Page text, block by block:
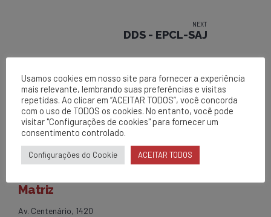
NEXT
DDS - EPCL-SAJ
Matriz
Av. Centenário, 1420
Usamos cookies em nosso site para fornecer a experiência
mais relevante, lembrando suas preferências e visitas
repetidas. Ao clicar em “ACEITAR TODOS”, você concorda
com o uso de TODOS os cookies. No entanto, você pode
visitar "Configurações de cookies" para fornecer um
consentimento controlado.
Configurações do Cookie ACEITAR TODOS